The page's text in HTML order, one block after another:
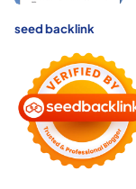
seed backlink